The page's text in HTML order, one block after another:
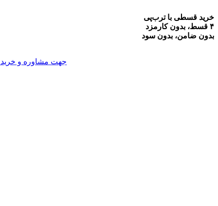
خرید قسطی با ترب‌پی
۴ قسط، بدون کارمزد
بدون ضامن، بدون سود
جهت مشاوره و خرید می توانید با شماره 09914047627